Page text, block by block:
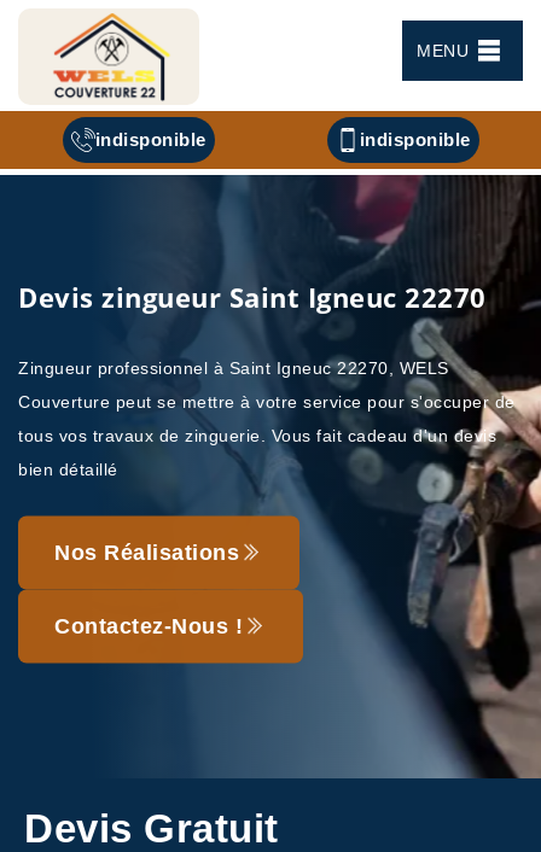
MENU
indisponible indisponible
Devis zingueur Saint Igneuc 22270
Zingueur professionnel à Saint Igneuc 22270, WELS
Couverture peut se mettre à votre service pour s'occuper de
tous vos travaux de zinguerie. Vous fait cadeau d'un devis
bien détaillé
Nos Réalisations
Contactez-Nous !
Devis Gratuit